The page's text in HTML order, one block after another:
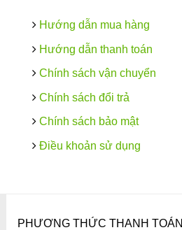
Hướng dẫn mua hàng
Hướng dẫn thanh toán
Chính sách vận chuyển
Chính sách đổi trả
Chính sách bảo mật
Điều khoản sử dụng
PHƯƠNG THỨC THANH TOÁN